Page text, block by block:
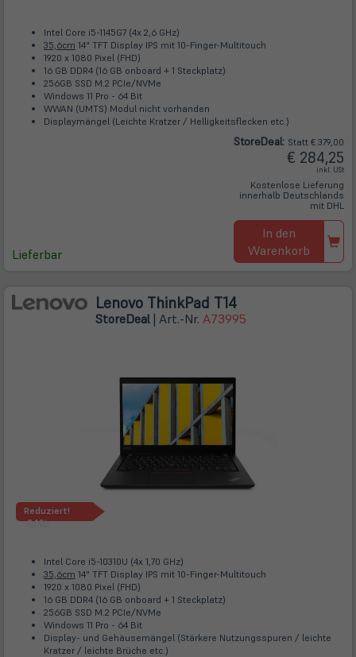
Intel Core i5-1145G7 (4x 2,6 GHz)
35,6cm 14" TFT Display IPS mit 10-Finger-Multitouch
1920 x 1080 Pixel (FHD)
16 GB DDR4 (16 GB onboard + 1 Steckplatz)
256GB SSD M.2 PCIe/NVMe
Windows 11 Pro - 64 Bit
WWAN (UMTS) Modul nicht vorhanden
Displaymängel (Leichte Kratzer / Helligkeitsflecken etc.)
Lieferbar
StoreDeal: Statt € 379,00
€ 284,25
inkl. USt
Kostenlose Lieferung
innerhalb Deutschlands
mit DHL
In den
Warenkorb
Lenovo ThinkPad T14
StoreDeal | Art.-Nr. A73995
Reduziert!
-34%
Intel Core i5-10310U (4x 1,70 GHz)
35,6cm 14" TFT Display IPS mit 10-Finger-Multitouch
1920 x 1080 Pixel (FHD)
16 GB DDR4 (16 GB onboard + 1 Steckplatz)
256GB SSD M.2 PCIe/NVMe
Windows 11 Pro - 64 Bit
Display- und Gehäusemängel (Stärkere Nutzungsspuren / leichte
Kratzer / leichte Brüche etc.)